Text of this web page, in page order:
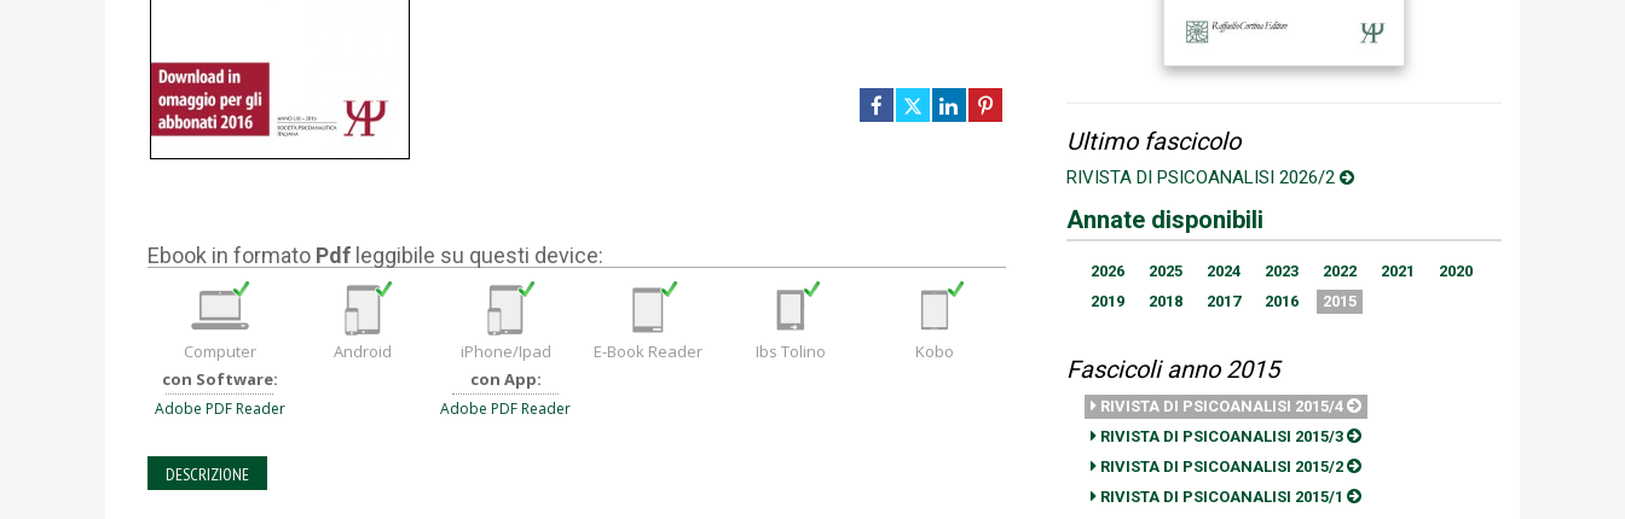
Ebook in formato Pdf leggibile su questi device:
Computer
con Software:
Adobe PDF Reader
Android
iPhone/Ipad
con App:
Adobe PDF Reader
E-Book Reader Ibs Tolino Kobo
DESCRIZIONE
Ultimo fascicolo
RIVISTA DI PSICOANALISI 2026/2
Annate disponibili
2026 2025 2024 2023 2022 2021
2020
2019
2018 2017 2016 2015
Fascicoli anno 2015
RIVISTA DI PSICOANALISI 2015/4
RIVISTA DI PSICOANALISI 2015/3
RIVISTA DI PSICOANALISI 2015/2
RIVISTA DI PSICOANALISI 2015/1